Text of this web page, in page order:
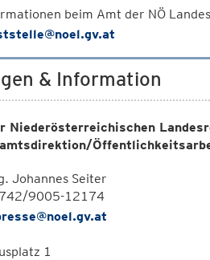
beim Amt der NÖ
& Information
Niederösterreichischen
Johannes Seiter
9005-12174
1